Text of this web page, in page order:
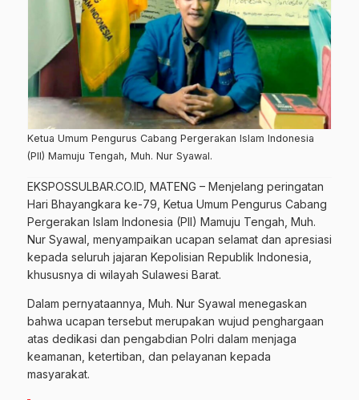
Ketua Umum Pengurus Cabang Pergerakan Islam Indonesia
(PII) Mamuju Tengah, Muh. Nur Syawal.
EKSPOSSULBAR.CO.ID, MATENG – Menjelang peringatan
Hari Bhayangkara ke-79, Ketua Umum Pengurus Cabang
Pergerakan Islam Indonesia (PII) Mamuju Tengah, Muh.
Nur Syawal, menyampaikan ucapan selamat dan apresiasi
kepada seluruh jajaran Kepolisian Republik Indonesia,
khususnya di wilayah Sulawesi Barat.
Dalam pernyataannya, Muh. Nur Syawal menegaskan
bahwa ucapan tersebut merupakan wujud penghargaan
atas dedikasi dan pengabdian Polri dalam menjaga
keamanan, ketertiban, dan pelayanan kepada
masyarakat.